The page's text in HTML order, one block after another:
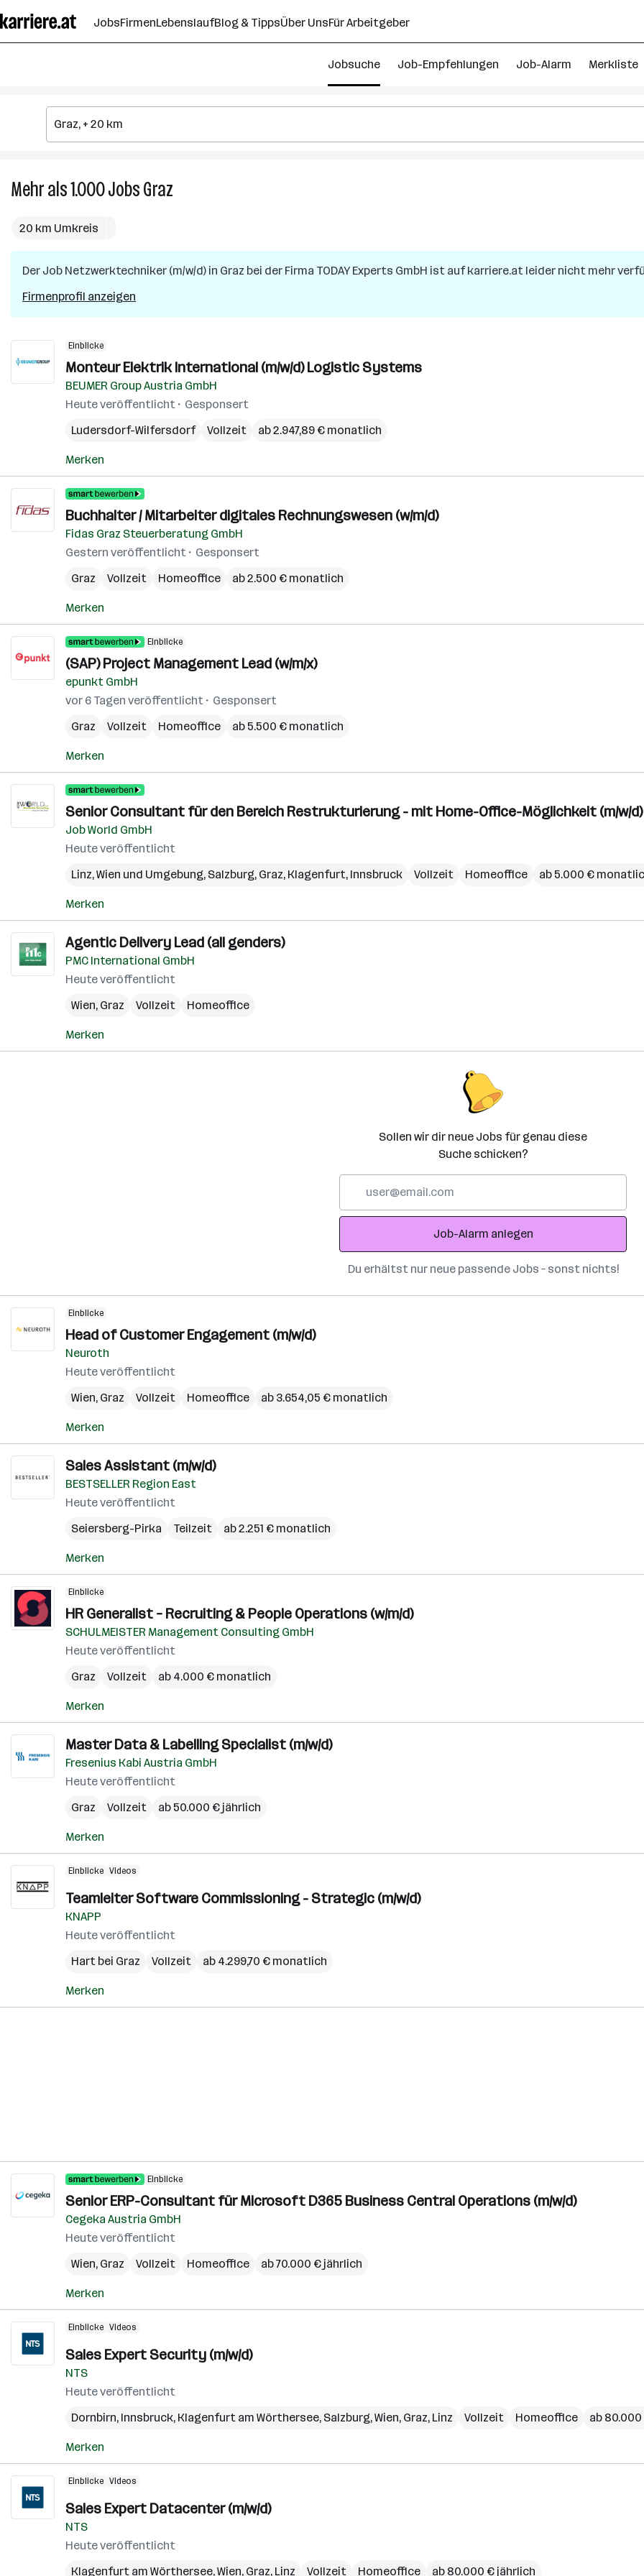
Seiteninhalt
springen
JobsFirmenLebenslaufBlog & TippsÜber UnsFür Arbeitgeber
Jobsuche Job-Empfehlungen Job-Alarm Merkliste
Mehr als 1.000JobsGraz
in
Graz
20 km Umkreis
Der Job Netzwerktechniker (m/w/d) in Graz bei der Firma TODAY Experts GmbH ist auf karriere.at leider nicht mehr
Firmenprofil anzeigen
Einblicke
Monteur Elektrik International (m/w/d) Logistic Systems
BEUMER Group Austria GmbH
Heute veröffentlicht
Gesponsert
Ludersdorf-Wilfersdorf
Vollzeit ab 2.947,89 € monatlich
Merken
Buchhalter / Mitarbeiter digitales Rechnungswesen (w/m/d)
Fidas Graz Steuerberatung GmbH
Gestern veröffentlicht
Gesponsert
Graz
Vollzeit Homeoffice ab 2.500 € monatlich
Merken
Einblicke
(SAP) Project Management Lead (w/m/x)
epunkt GmbH
vor 6 Tagen veröffentlicht
Gesponsert
Graz
Vollzeit Homeoffice ab 5.500 € monatlich
Merken
Senior Consultant für den Bereich Restrukturierung - mit Home-Office-Möglichkeit (m/w/d)
Job World GmbH
Heute veröffentlicht
Linz,Wien und Umgebung, Salzburg, Graz, Klagenfurt, Innsbruck Vollzeit Homeoffice ab 5.000 €
Merken
Agentic Delivery Lead (all genders)
PMC International GmbH
Heute veröffentlicht
Wien, Graz Vollzeit Homeoffice
Merken
Sollen wir dir neue Jobs für genau diese
Suche schicken?
Adresse
Job-Alarm anlegen
Du erhältst nur neue passende Jobs – sonst nichts!
Einblicke
Head of Customer Engagement (m/w/d)
Neuroth
Heute veröffentlicht
Wien, Graz Vollzeit Homeoffice ab 3.654,05 € monatlich
Merken
Sales Assistant (m/w/d)
BESTSELLER Region East
Heute veröffentlicht
Seiersberg-Pirka
Teilzeit ab 2.251 € monatlich
Merken
Einblicke
HR Generalist – Recruiting & People Operations (w/m/d)
SCHULMEISTER Management Consulting GmbH
Heute veröffentlicht
Graz
Vollzeit ab 4.000 € monatlich
Merken
Master Data & Labelling Specialist (m/w/d)
Fresenius Kabi Austria GmbH
Heute veröffentlicht
Graz
Vollzeit ab 50.000 € jährlich
Merken
Einblicke Videos
Teamleiter Software Commissioning - Strategic (m/w/d)
KNAPP
Heute veröffentlicht
Hart bei Graz
Vollzeit ab 4.299,70 € monatlich
Merken
Einblicke
Senior ERP-Consultant für Microsoft D365 Business Central Operations (m/w/d)
Cegeka Austria GmbH
Heute veröffentlicht
Wien, Graz Vollzeit Homeoffice ab 70.000 € jährlich
Merken
Einblicke Videos
Sales Expert Security (m/w/d)
NTS
Heute veröffentlicht
Dornbirn, Innsbruck, Klagenfurt am Wörthersee, Salzburg,Wien, Graz, Linz Vollzeit Homeoffice ab
Merken
Einblicke Videos
Sales Expert Datacenter (m/w/d)
NTS
Heute veröffentlicht
Klagenfurt am Wörthersee,Wien, Graz, Linz Vollzeit Homeoffice ab 80.000 € jährlich